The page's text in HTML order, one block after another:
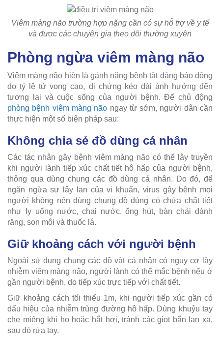
Viêm màng não trường hợp nặng cần có sự hỗ trợ về y tế
và được các chuyên gia theo dõi thường xuyên
Phòng ngừa viêm màng não
Viêm màng não hiện là gánh nặng bệnh tật đáng báo động
do tỷ lệ tử vong cao, di chứng kéo dài ảnh hưởng đến
tương lai và cuộc sống của người bệnh. Để chủ động
phòng bệnh viêm màng não ngay từ sớm, người dân cần
thực hiện một số biện pháp sau:
Không chia sẻ đồ dùng cá nhân
Các tác nhân gây bệnh viêm màng não có thể lây truyền
khi người lành tiếp xúc chất tiết hô hấp của người bệnh,
thông qua dùng chung các đồ dùng cá nhân. Do đó, để
ngăn ngừa sự lây lan của vi khuẩn, virus gây bệnh mọi
người không nên dùng chung đồ dùng có chứa chất tiết
như ly uống nước, chai nước, ống hút, bàn chải đánh
răng, son môi và thuốc lá.
Giữ khoảng cách với người bệnh
Ngoài sử dụng chung các đồ vật cá nhân có nguy cơ lây
nhiễm viêm màng não, người lành có thể mắc bệnh nếu ở
gần người bệnh, do tiếp xúc trực tiếp với chất tiết.
Giữ khoảng cách tối thiểu 1m, khi người tiếp xúc gần có
dấu hiệu của nhiễm trùng đường hô hấp. Dùng khuỷu tay
che miệng khi ho hoặc hắt hơi, tránh các giọt bắn lan xa,
sau đó rửa tay.